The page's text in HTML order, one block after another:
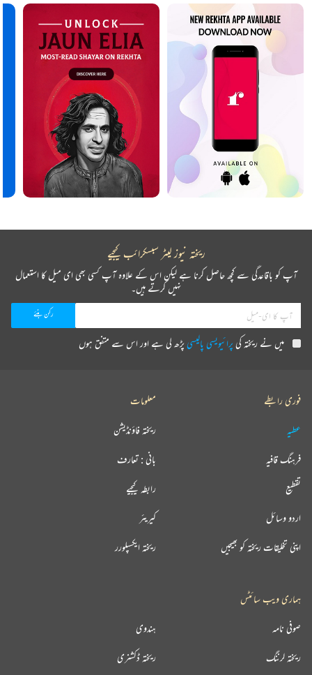
ریختہ نیوز لیٹر سبسکرائب کیجیے
آپ کو باقاعدگی سے کچھ حاصل کرنا ہے لیکن اس کے علاوہ آپ کسی بھی ای میل کا استعمال
نہیں کرتے ہیں۔
میں نے ریختہ کیپرائیویسی پالیسیپڑھ لی ہے اور اس سے متفق ہوں
فوری رابطے
عطیہ
فرہنگ قافیہ
تقطیع
اردو وسائل
اپنی تخلیقات ریختہ کو بھیجیں
معلومات
ریختہ فاؤنڈیشن
بانی : تعارف
رابطہ کیجیے
کیریئر
ریختہ ایکسپلورر
ہماری ویب سائٹس
ہندوی صوفی نامہ
ریختہ ڈکشنری ریختہ لرننگ